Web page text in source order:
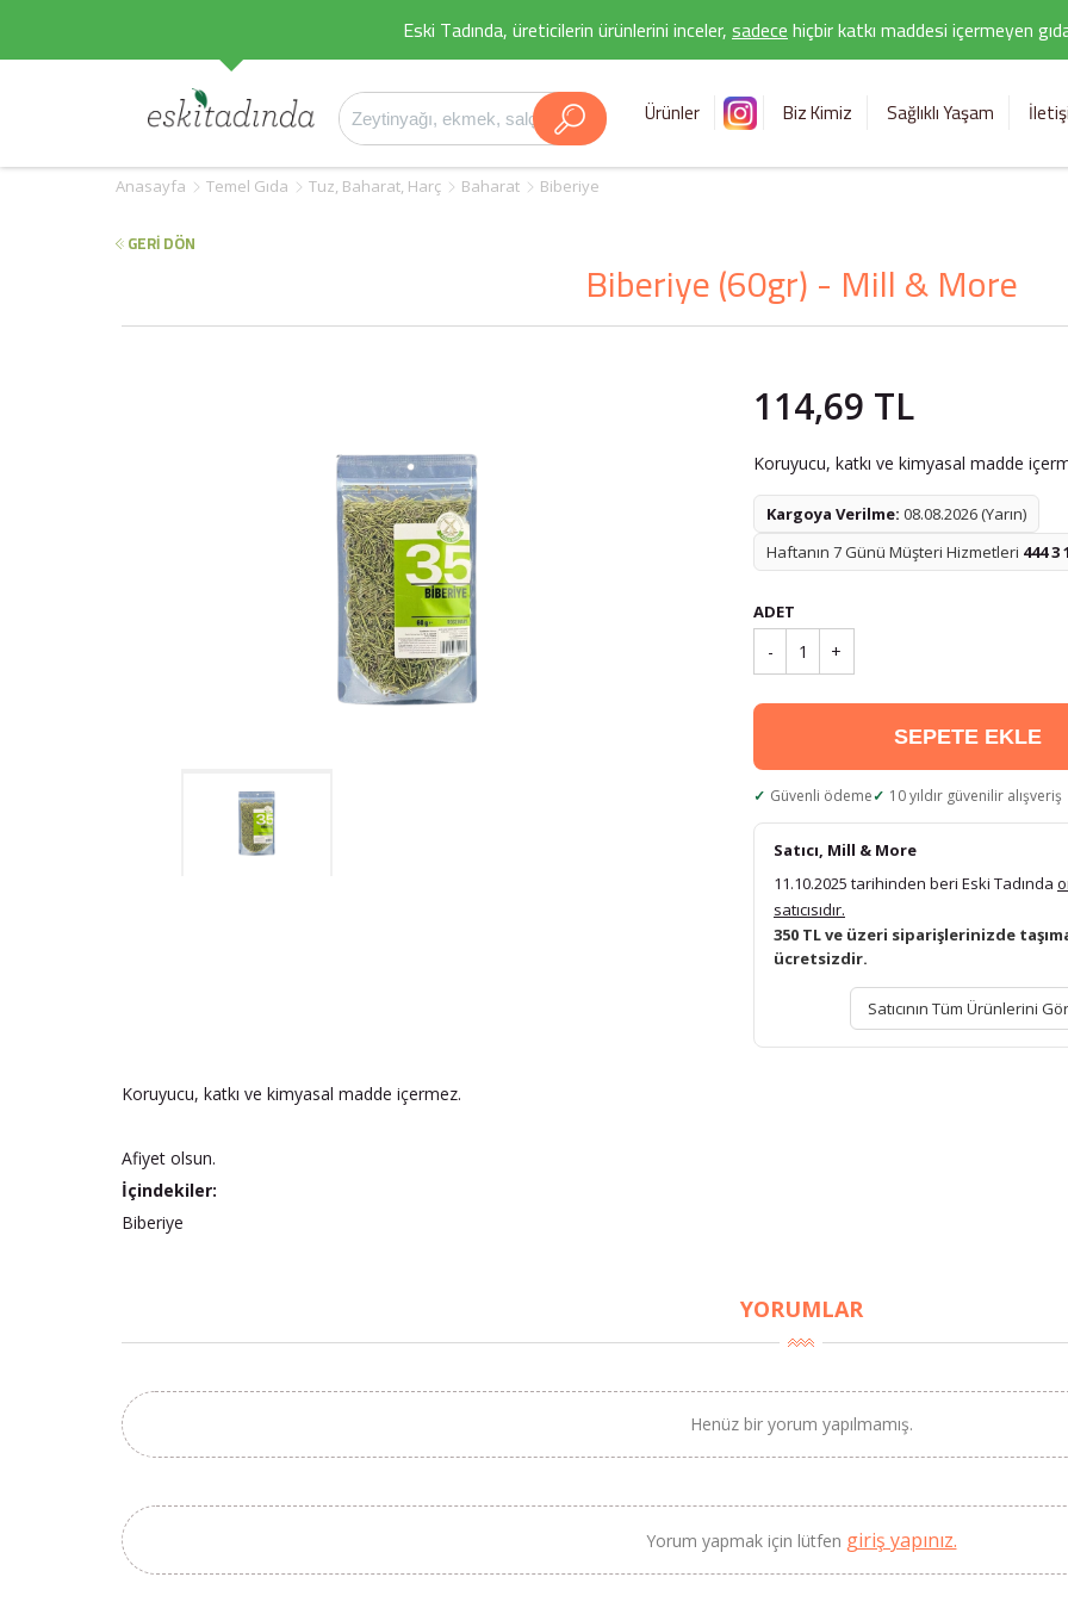
Eski Tadında, üreticilerin ürünlerini inceler,sadecehiçbir katkı maddesi içermeyen
Ürünler Biz Kimiz Sağlıklı Yaşam
Anasayfa Temel Gıda Tuz, Baharat, Harç Baharat Biberiye
GERİ DÖN
Biberiye (60gr) - Mill & More
114,69 TL
Koruyucu, katkı ve kimyasal madde
Kargoya Verilme: 08.08.2026 (Yarın)
Haftanın 7 Günü Müşteri Hizmetleri 444 3
ADET
- 1 +
SEPETE EKLE
Güvenli ödeme 10 yıldır güvenilir alışveriş
Satıcı, Mill & More
11.10.2025 tarihinden beri Eski Tadında
satıcısıdır.
350 TL ve üzeri siparişlerinizde
ücretsizdir.
Satıcının Tüm Ürünlerini Gör
Koruyucu, katkı ve kimyasal madde içermez.
Afiyet olsun.
İçindekiler:
Biberiye
YORUMLAR
Henüz bir yorum yapılmamış.
Yorum yapmak için lütfen giriş yapınız.